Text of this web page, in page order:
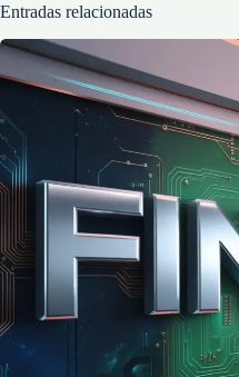
Entradas relacionadas